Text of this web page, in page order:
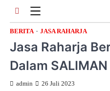
contentBERITA JASA RAHARJA
Jasa Raharja
Dalam
admin 26 Juli 2023